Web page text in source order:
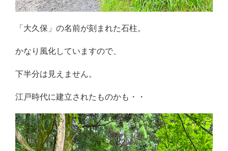
「大久保」の名前が刻まれた石柱。
かなり風化していますので、
下半分は見えません。
江戸時代に建立されたものかも・・